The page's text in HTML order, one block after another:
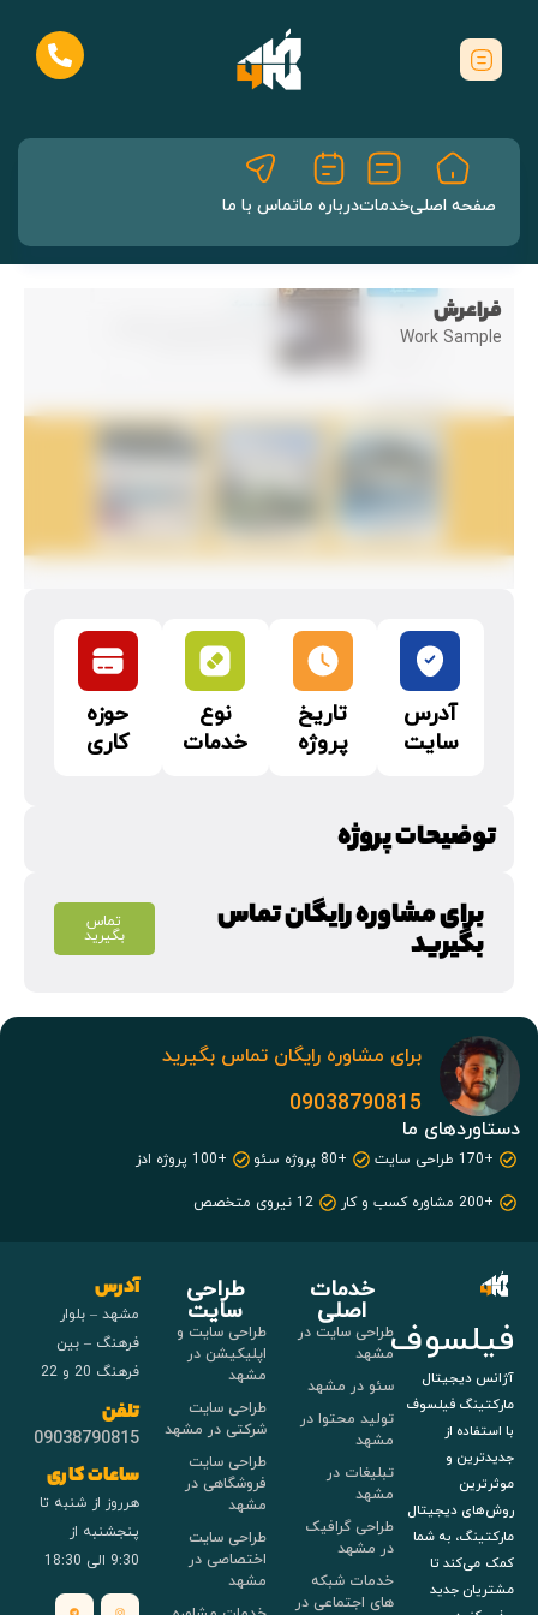
صفحه اصلیخدماتدرباره ماتماس با ما
فراعرش
Work Sample
آدرس
سایت
تاریخ
پروژه
نوع
خدمات
حوزه
کاری
توضیحات پروژه
برای مشاوره رایگان تماس
بگیرید
تماس
بگیرید
برای مشاوره رایگان تماس بگیرید
09038790815
دستاوردهای ما
+170 طراحی سایت +80 پروژه سئو
+100 پروژه ادز
+200 مشاوره کسب و کار
12 نیروی متخصص
فیلسوف
آژانس دیجیتال
مارکتینگ فیلسوف
با استفاده از
جدیدترین و
موثرترین
روش‌های دیجیتال
مارکتینگ، به شما
کمک می‌کند تا
مشتریان جدید
خدمات
اصلی
طراحی سایت در
مشهد
سئو در مشهد
تولید محتوا در
مشهد
تبلیغات در
مشهد
طراحی گرافیک
در مشهد
خدمات شبکه
های اجتماعی در
طراحی
سایت
طراحی سایت و
اپلیکیشن در
مشهد
طراحی سایت
شرکتی در مشهد
طراحی سایت
فروشگاهی در
مشهد
طراحی سایت
اختصاصی در
مشهد
آدرس
مشهد – بلوار
فرهنگ – بین
فرهنگ 20 و 22
تلفن
09038790815
ساعات کاری
هرروز از شنبه تا
پنجشنبه از
9:30 الی 18:30